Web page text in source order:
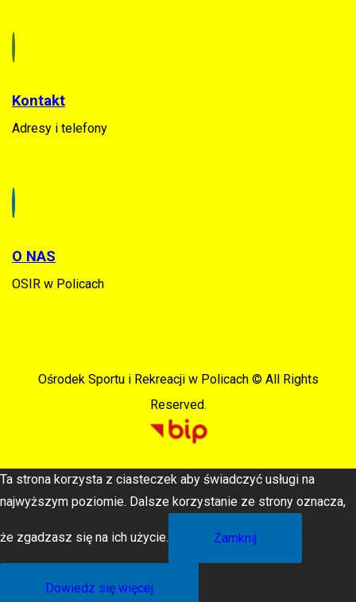
Kontakt
Adresy i telefony
O NAS
OSIR w Policach
Ośrodek Sportu i Rekreacji w Policach © All Rights
Reserved.
Ta strona korzysta z ciasteczek aby świadczyć usługi na
najwyższym poziomie. Dalsze korzystanie ze strony oznacza,
że zgadzasz się na ich użycie. Zamknij
Dowiedz się więcej